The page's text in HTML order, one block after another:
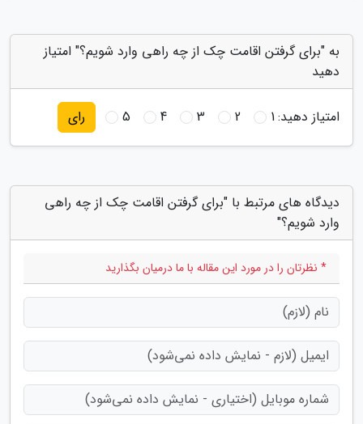
به "برای گرفتن اقامت چک از چه راهی وارد شویم؟" امتیاز
دهید
امتیاز دهید:1
2
3
4
5 رای
دیدگاه های مرتبط با "برای گرفتن اقامت چک از چه راهی
وارد شویم؟"
* نظرتان را در مورد این مقاله با ما درمیان بگذارید